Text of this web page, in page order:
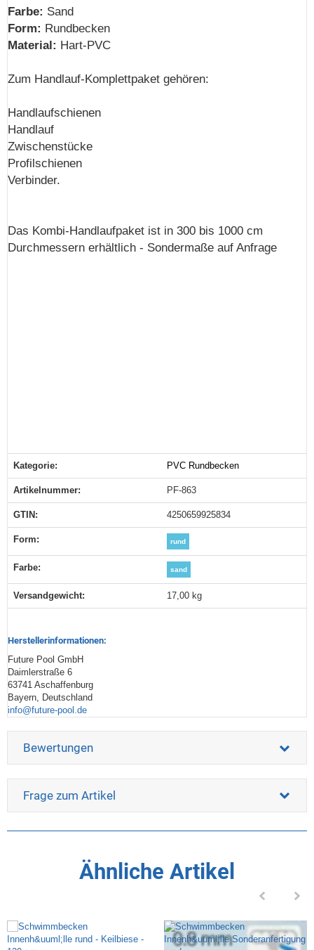
Farbe: Sand
Form: Rundbecken
Material: Hart-PVC
Zum Handlauf-Komplettpaket gehören:
Handlaufschienen
Handlauf
Zwischenstücke
Profilschienen
Verbinder.
Das Kombi-Handlaufpaket ist in 300 bis 1000 cm
Durchmessern erhältlich - Sondermaße auf Anfrage
Produkteigenschaft
Wert
Kategorie: PVC Rundbecken
Artikelnummer: PF-863
GTIN: 4250659925834
Form‍: rund
Farbe‍: sand
Versandgewicht‍: 17,00 kg
Herstellerinformationen:
Future Pool GmbH
Daimlerstraße 6
63741 Aschaffenburg
Bayern, Deutschland
info@future-pool.de
Bewertungen
Frage zum Artikel
Ähnliche Artikel